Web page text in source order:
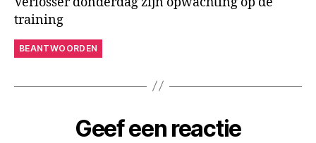
training
BEANTWOORDEN
Geef een reactie